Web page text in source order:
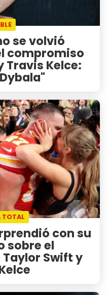
se volvió
compromiso
Travis Kelce:
TOTAL
con su
sobre el
Swift y